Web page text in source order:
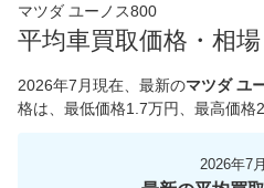
65,050円
マツダ ユーノス800
平均車買取価格・相場
2026年7月現在 、最新のマツダ ユ
格は、最低価格1.7万円、最高価格
2026年7